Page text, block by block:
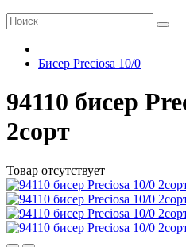
Бисер Preciosa 10/0
94110 бисер
2сорт
Товар отсутствует